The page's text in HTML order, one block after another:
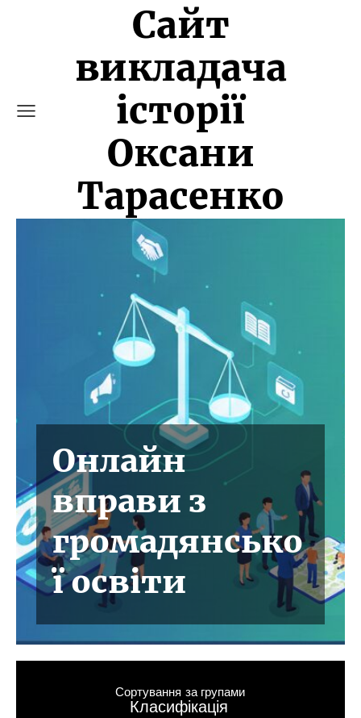
Сайт
викладача
історії
Оксани
Тарасенко
Онлайн
вправи з
громадянсько
ї освіти